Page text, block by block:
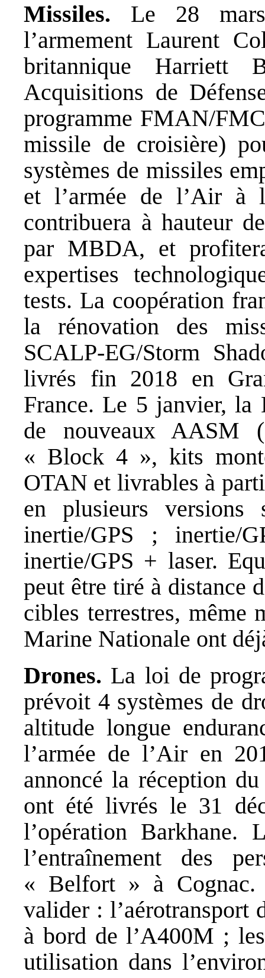
Missiles. Le 28
l’armement Laurent
britannique Harriett
Acquisitions de
programme FMAN/
missile de croisière)
systèmes de missiles
et l’armée de l’Air à
contribuera à hauteur
par MBDA, et
expertises
tests. La coopération
la rénovation des
SCALP-EG/Storm
livrés fin 2018 en
France. Le 5 janvier, la
de nouveaux AASM
« Block 4 », kits
OTAN et livrables à
en plusieurs
inertie/GPS ; inertie/
inertie/GPS + laser.
peut être tiré à distance
cibles terrestres, même
Marine Nationale ont
Drones. La loi de
prévoit 4 systèmes de
altitude longue
l’armée de l’Air en
annoncé la réception
ont été livrés le 31
l’opération Barkhane.
l’entraînement des
« Belfort » à Cognac.
valider : l’aérotransport
à bord de l’A400M ;
utilisation dans